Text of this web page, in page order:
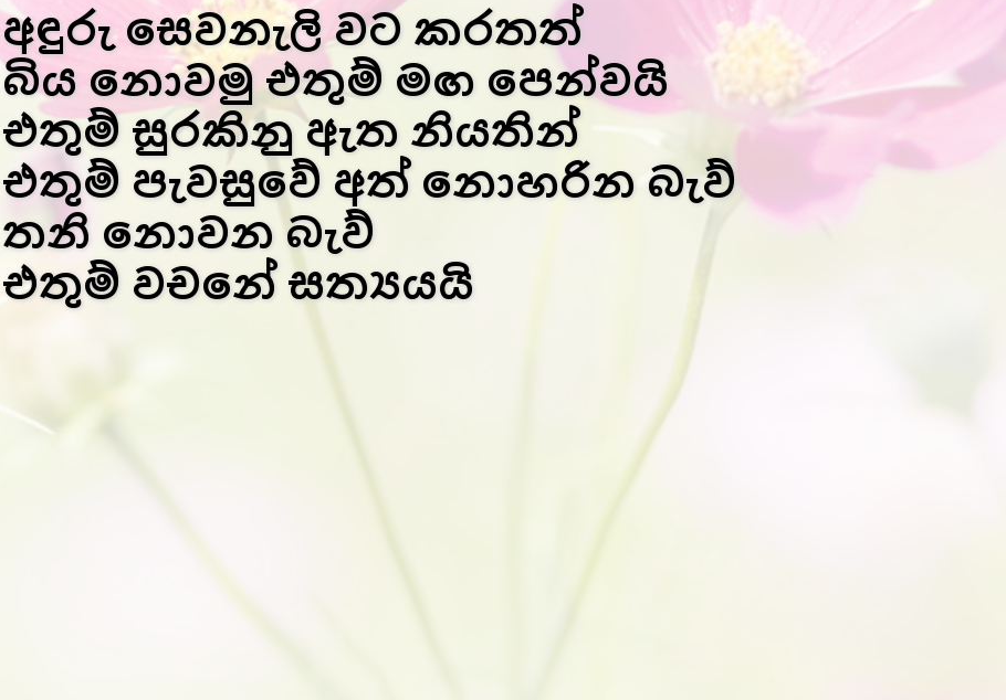
අඳුරු සෙවනැලි වට කරතත්
බිය නොවමු එතුම් මඟ පෙන්වයි
එතුම් සුරකිනු ඇත නියතින්
එතුම් පැවසුවේ අත් නොහරින බැව්
තනි නොවන බැව්
එතුම් වචනේ සත්‍යයයි